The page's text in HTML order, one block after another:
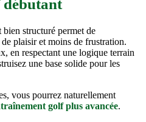
structuré permet de
plaisir et moins de frustration.
en respectant une logique terrain
une base solide pour les
vous pourrez naturellement
golf plus avancée.